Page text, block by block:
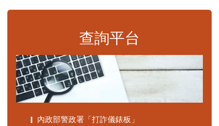
查詢平台
內政部警政署「打詐儀錶板」